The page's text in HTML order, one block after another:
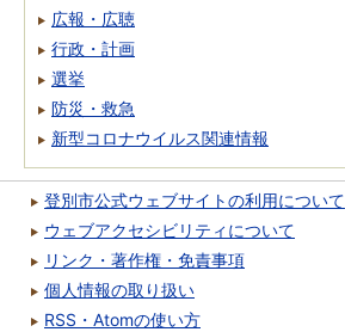
広報・広聴
行政・計画
選挙
防災・救急
新型コロナウイルス関連情報
登別市公式ウェブサイトの利用について
ウェブアクセシビリティについて
リンク・著作権・免責事項
個人情報の取り扱い
RSS・Atomの使い方